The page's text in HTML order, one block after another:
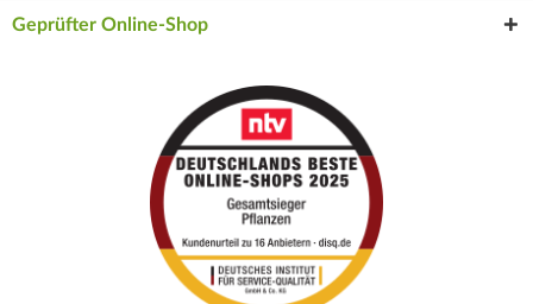
Geprüfter Online-Shop